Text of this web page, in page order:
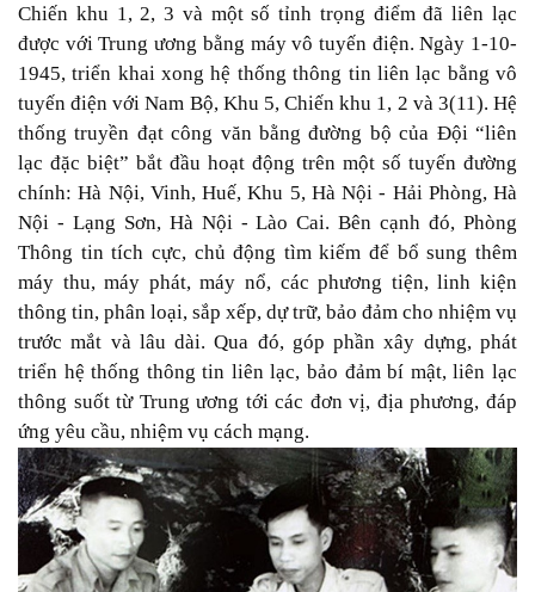
Chiến khu 1, 2, 3 và một số tỉnh trọng điểm đã liên lạc
được với Trung ương bằng máy vô tuyến điện. Ngày 1-10-
1945, triển khai xong hệ thống thông tin liên lạc bằng vô
tuyến điện với Nam Bộ, Khu 5, Chiến khu 1, 2 và 3(11). Hệ
thống truyền đạt công văn bằng đường bộ của Đội “liên
lạc đặc biệt” bắt đầu hoạt động trên một số tuyến đường
chính: Hà Nội, Vinh, Huế, Khu 5, Hà Nội - Hải Phòng, Hà
Nội - Lạng Sơn, Hà Nội - Lào Cai. Bên cạnh đó, Phòng
Thông tin tích cực, chủ động tìm kiếm để bổ sung thêm
máy thu, máy phát, máy nổ, các phương tiện, linh kiện
thông tin, phân loại, sắp xếp, dự trữ, bảo đảm cho nhiệm vụ
trước mắt và lâu dài. Qua đó, góp phần xây dựng, phát
triển hệ thống thông tin liên lạc, bảo đảm bí mật, liên lạc
thông suốt từ Trung ương tới các đơn vị, địa phương, đáp
ứng yêu cầu, nhiệm vụ cách mạng.